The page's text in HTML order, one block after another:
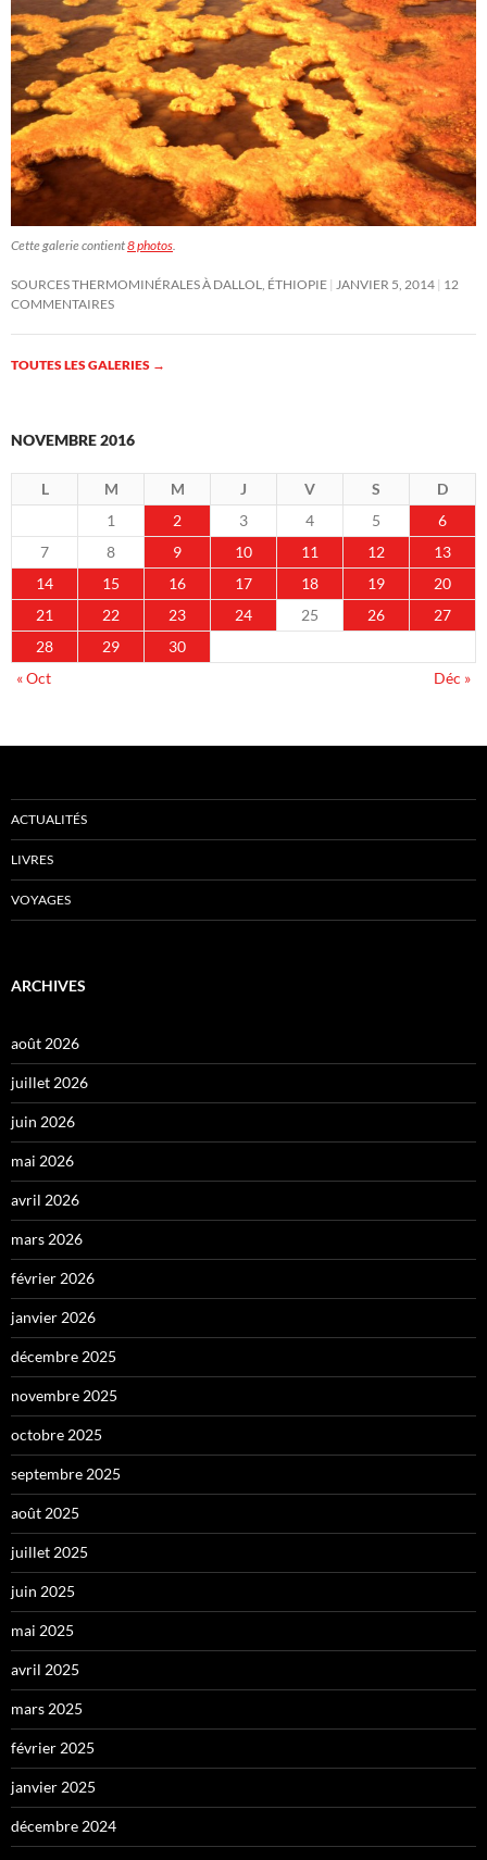
Cette galerie contient8 photos
SOURCES THERMOMINÉRALES À DALLOL, ÉTHIOPIE JANVIER 5, 2014 12
COMMENTAIRES
TOUTES LES GALERIES →
NOVEMBRE 2016
L M M J V S
D
1
2 3 4 5
6
7
8 9 10 11 12
13
14
15 16 17 18 19
20
21
22 23 24 25 26
27
28
29
30
« Oct
Déc »
ACTUALITÉS
LIVRES
VOYAGES
ARCHIVES
août 2026
juillet 2026
juin 2026
mai 2026
avril 2026
mars 2026
février 2026
janvier 2026
décembre 2025
novembre 2025
octobre 2025
septembre 2025
août 2025
juillet 2025
juin 2025
mai 2025
avril 2025
mars 2025
février 2025
janvier 2025
décembre 2024